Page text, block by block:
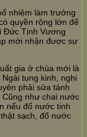
nhiệm làm trưởng
quyền rộng lớn để
Đức Tịnh Vương
mới nhận được sự
gia ở chùa mới là
tụng kinh, nghi
phải sửa tánh
như chai nước
nếu đổ nước tinh
sạch, đổ nước